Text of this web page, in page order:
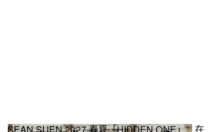
SEAN SUEN 2027 春夏「HIDDEN ONE」：在